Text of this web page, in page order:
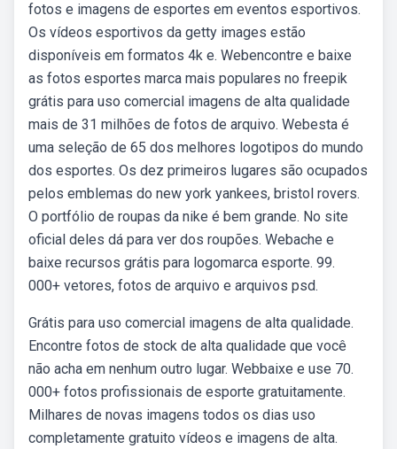
fotos e imagens de esportes em eventos esportivos.
Os vídeos esportivos da getty images estão
disponíveis em formatos 4k e. Webencontre e baixe
as fotos esportes marca mais populares no freepik
grátis para uso comercial imagens de alta qualidade
mais de 31 milhões de fotos de arquivo. Webesta é
uma seleção de 65 dos melhores logotipos do mundo
dos esportes. Os dez primeiros lugares são ocupados
pelos emblemas do new york yankees, bristol rovers.
O portfólio de roupas da nike é bem grande. No site
oficial deles dá para ver dos roupões. Webache e
baixe recursos grátis para logomarca esporte. 99.
000+ vetores, fotos de arquivo e arquivos psd.
Grátis para uso comercial imagens de alta qualidade.
Encontre fotos de stock de alta qualidade que você
não acha em nenhum outro lugar. Webbaixe e use 70.
000+ fotos profissionais de esporte gratuitamente.
Milhares de novas imagens todos os dias uso
completamente gratuito vídeos e imagens de alta.